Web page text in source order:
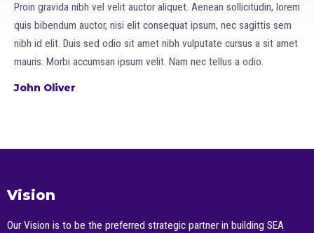
Proin gravida nibh vel velit auctor aliquet. Aenean sollicitudin, lorem
quis bibendum auctor, nisi elit consequat ipsum, nec sagittis sem
nibh id elit. Duis sed odio sit amet nibh vulputate cursus a sit amet
mauris. Morbi accumsan ipsum velit. Nam nec tellus a odio.
John Oliver
Vision
Our Vision is to be the preferred strategic partner in building SEA